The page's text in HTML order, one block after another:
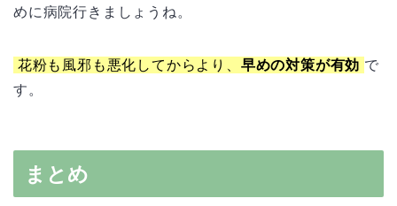
めに病院行きましょうね。
花粉も風邪も悪化してからより、 早めの対策が有効 で
す。
まとめ